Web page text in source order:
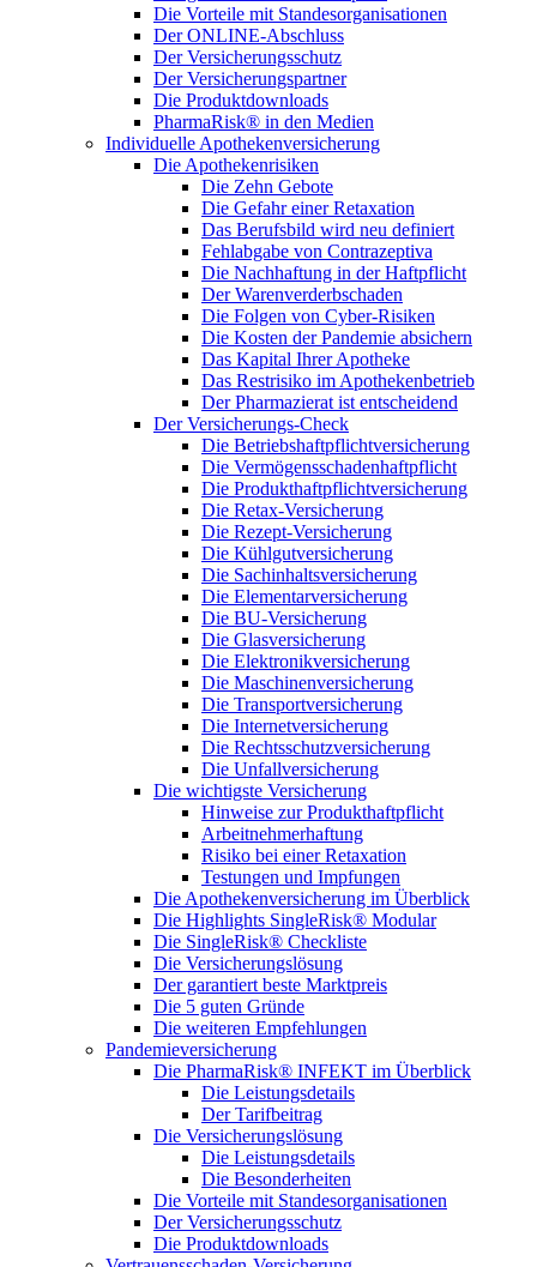
Die Vorteile mit Standesorganisationen
Der ONLINE-Abschluss
Der Versicherungsschutz
Der Versicherungspartner
Die Produktdownloads
PharmaRisk® in den Medien
Individuelle Apothekenversicherung
Die Apothekenrisiken
Die Zehn Gebote
Die Gefahr einer Retaxation
Das Berufsbild wird neu definiert
Fehlabgabe von Contrazeptiva
Die Nachhaftung in der Haftpflicht
Der Warenverderbschaden
Die Folgen von Cyber-Risiken
Die Kosten der Pandemie absichern
Das Kapital Ihrer Apotheke
Das Restrisiko im Apothekenbetrieb
Der Pharmazierat ist entscheidend
Der Versicherungs-Check
Die Betriebshaftpflichtversicherung
Die Vermögensschadenhaftpflicht
Die Produkthaftpflichtversicherung
Die Retax-Versicherung
Die Rezept-Versicherung
Die Kühlgutversicherung
Die Sachinhaltsversicherung
Die Elementarversicherung
Die BU-Versicherung
Die Glasversicherung
Die Elektronikversicherung
Die Maschinenversicherung
Die Transportversicherung
Die Internetversicherung
Die Rechtsschutzversicherung
Die Unfallversicherung
Die wichtigste Versicherung
Hinweise zur Produkthaftpflicht
Arbeitnehmerhaftung
Risiko bei einer Retaxation
Testungen und Impfungen
Die Apothekenversicherung im Überblick
Die Highlights SingleRisk® Modular
Die SingleRisk® Checkliste
Die Versicherungslösung
Der garantiert beste Marktpreis
Die 5 guten Gründe
Die weiteren Empfehlungen
Pandemieversicherung
Die PharmaRisk® INFEKT im Überblick
Die Leistungsdetails
Der Tarifbeitrag
Die Versicherungslösung
Die Leistungsdetails
Die Besonderheiten
Die Vorteile mit Standesorganisationen
Der Versicherungsschutz
Die Produktdownloads